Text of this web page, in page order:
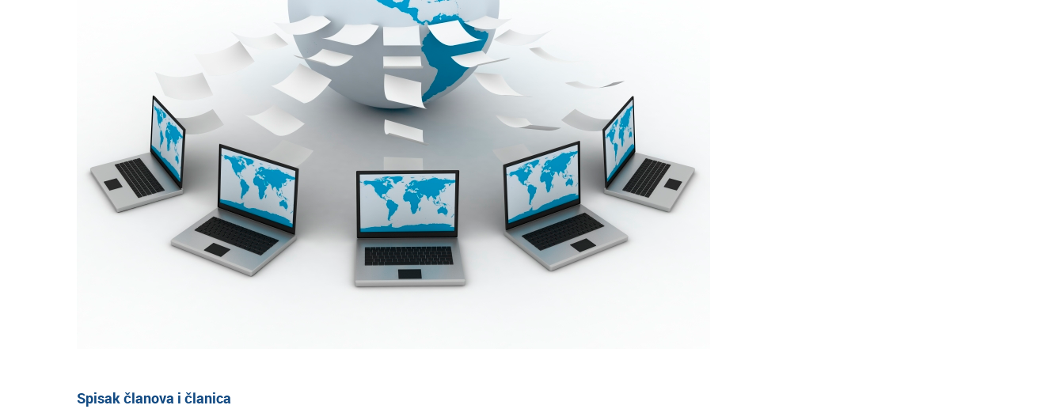
Spisak članova i članica